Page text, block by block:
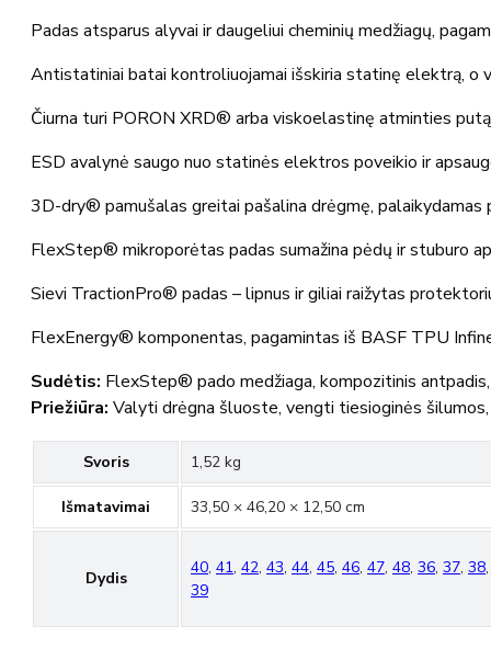
Padas atsparus alyvai ir daugeliui cheminių medžiagų,
Antistatiniai batai kontroliuojamai išskiria statinę elektrą, o
Čiurna turi PORON XRD® arba viskoelastinę atminties
ESD avalynė saugo nuo statinės elektros poveikio ir
3D-dry® pamušalas greitai pašalina drėgmę, palaikydamas
FlexStep® mikroporėtas padas sumažina pėdų ir stuburo
Sievi TractionPro® padas – lipnus ir giliai raižytas
FlexEnergy® komponentas, pagamintas iš BASF TPU
Sudėtis: FlexStep® pado medžiaga, kompozitinis
Priežiūra: Valyti drėgna šluoste, vengti tiesioginės
Svoris 1,52 kg
Išmatavimai 33,50 × 46,20 × 12,50 cm
Dydis
40, 41, 42, 43, 44, 45, 46, 47, 48, 36, 37, 38,
39